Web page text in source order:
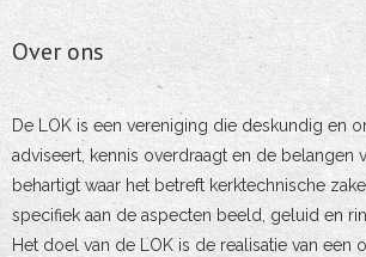
Over ons
De LOK is een vereniging die deskundig en
adviseert, kennis overdraagt en de belangen
behartigt waar het betreft kerktechnische
specifiek aan de aspecten beeld, geluid en
Het doel van de LOK is de realisatie van een